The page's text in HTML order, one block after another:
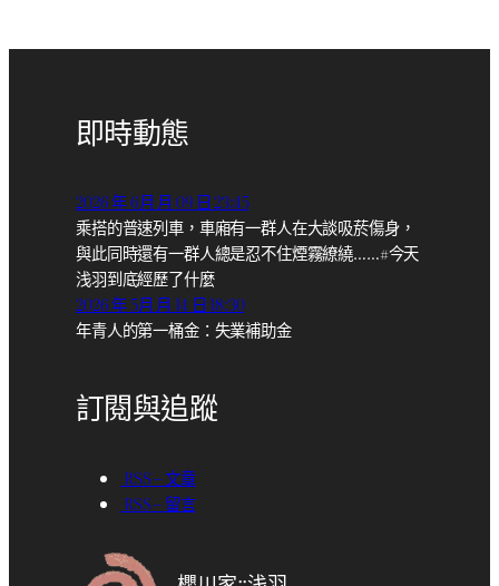
即時動態
2026 年 6月 月 09 日 23:45
乘搭的普速列車，車廂有一群人在大談吸菸傷身，
與此同時還有一群人總是忍不住煙霧繚繞……#今天
浅羽到底經歷了什麼
2026 年 5月 月 14 日 18:30
年青人的第一桶金：失業補助金
訂閱與追蹤
RSS – 文章
RSS – 留言